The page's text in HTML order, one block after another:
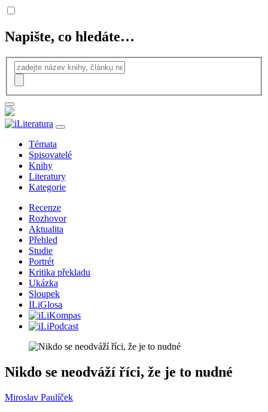
Napište, co hledáte…
Témata
Spisovatelé
Knihy
Literatury
Kategorie
Recenze
Rozhovor
Aktualita
Přehled
Studie
Portrét
Kritika překladu
Ukázka
Sloupek
ILiGlosa
Nikdo se neodváží říci, že je to nudné
Miroslav Paulíček